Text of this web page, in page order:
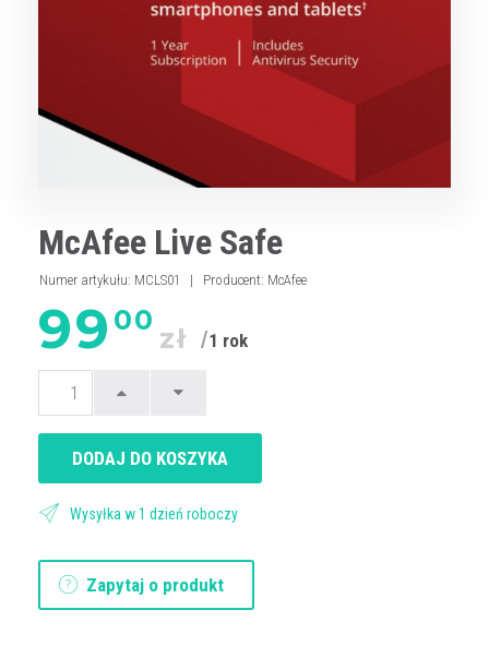
McAfee Live Safe
Numer artykułu: MCLS01 | Producent: McAfee
99 00
zł 1 rok
DODAJ DO KOSZYKA
Wysyłka w 1 dzień roboczy
Zapytaj o produkt